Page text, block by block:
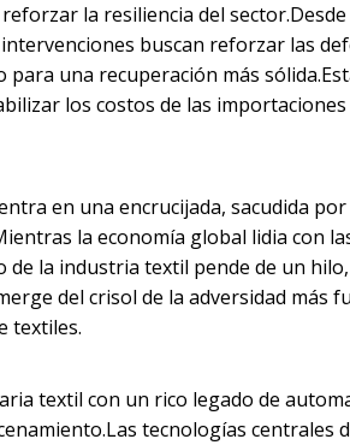
la resiliencia del
buscan reforzar las
una recuperación más
los costos de las
en una encrucijada, sacudida
la economía global lidia con
la industria textil pende de un
del crisol de la adversidad más
textiles.
textil con un rico legado de
tecnologías centrales